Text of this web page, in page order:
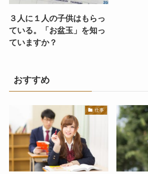
３人に１人の子供はもらっ
ている。「お盆玉」を知っ
ていますか？
おすすめ
仕事